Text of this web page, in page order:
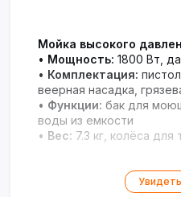
Мойка высокого
• Мощность: 1800 Вт,
• Комплектация:
веерная насадка,
• Функции: бак для
воды из емкости
• Вес: 7.3 кг, колёса для